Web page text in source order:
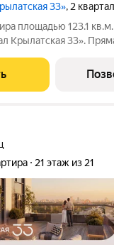
33», 2
площадью 123.1
Крылатская 33».
21 этаж из 21